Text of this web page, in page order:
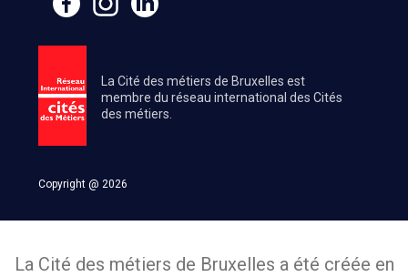
La Cité des métiers de Bruxelles est
membre du réseau international des Cités
des métiers.
Copyright @ 2026
La Cité des métiers de Bruxelles a été créée en